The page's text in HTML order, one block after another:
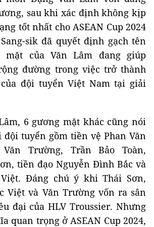
sau khi xác định không kịp
tốt nhất cho ASEAN Cup 2024
sik đã quyết định gạch tên
mặt của Văn Lâm đang giúp
đường trong việc trở thành
đội tuyển Việt Nam tại giải
6 gương mặt khác cũng nói
tuyển gồm tiền vệ Phan Văn
Trường, Trần Bảo Toàn,
tiền đạo Nguyễn Đình Bắc và
Việt. Đáng chú ý khi Thái Sơn,
Việt và Văn Trường vốn ra sân
đại của HLV Troussier. Nhưng
quan trọng ở ASEAN Cup 2024,